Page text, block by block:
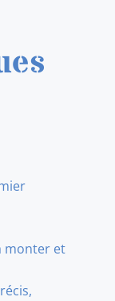
monter et